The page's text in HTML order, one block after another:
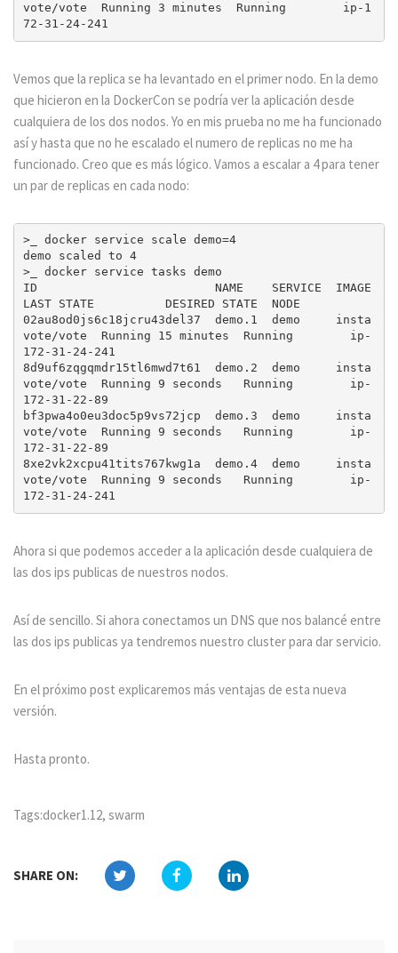
vote/vote  Running 3 minutes  Running        ip-1
Vemos que la replica se ha levantado en el primer nodo. En la demo
que hicieron en la DockerCon se podría ver la aplicación desde
cualquiera de los dos nodos. Yo en mis prueba no me ha funcionado
así y hasta que no he escalado el numero de replicas no me ha
funcionado. Creo que es más lógico. Vamos a escalar a 4 para tener
un par de replicas en cada nodo:
>_ docker service scale demo=4
demo scaled to 4
>_ docker service tasks demo
ID                         NAME    SERVICE  IMAGE
LAST STATE          DESIRED STATE  NODE
02au8od0js6c18jcru43del37  demo.1  demo     insta
vote/vote  Running 15 minutes  Running        ip-
172-31-24-241
8d9uf6zqgqmdr15tl6mwd7t61  demo.2  demo     insta
vote/vote  Running 9 seconds   Running        ip-
172-31-22-89
bf3pwa4o0eu3doc5p9vs72jcp  demo.3  demo     insta
vote/vote  Running 9 seconds   Running        ip-
172-31-22-89
8xe2vk2xcpu41tits767kwg1a  demo.4  demo     insta
vote/vote  Running 9 seconds   Running        ip-
Ahora si que podemos acceder a la aplicación desde cualquiera de
las dos ips publicas de nuestros nodos.
Así de sencillo. Si ahora conectamos un DNS que nos balancé entre
las dos ips publicas ya tendremos nuestro cluster para dar servicio.
En el próximo post explicaremos más ventajas de esta nueva
versión.
Hasta pronto.
Tags:docker1.12, swarm
SHARE ON: